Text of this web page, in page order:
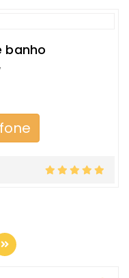
banho